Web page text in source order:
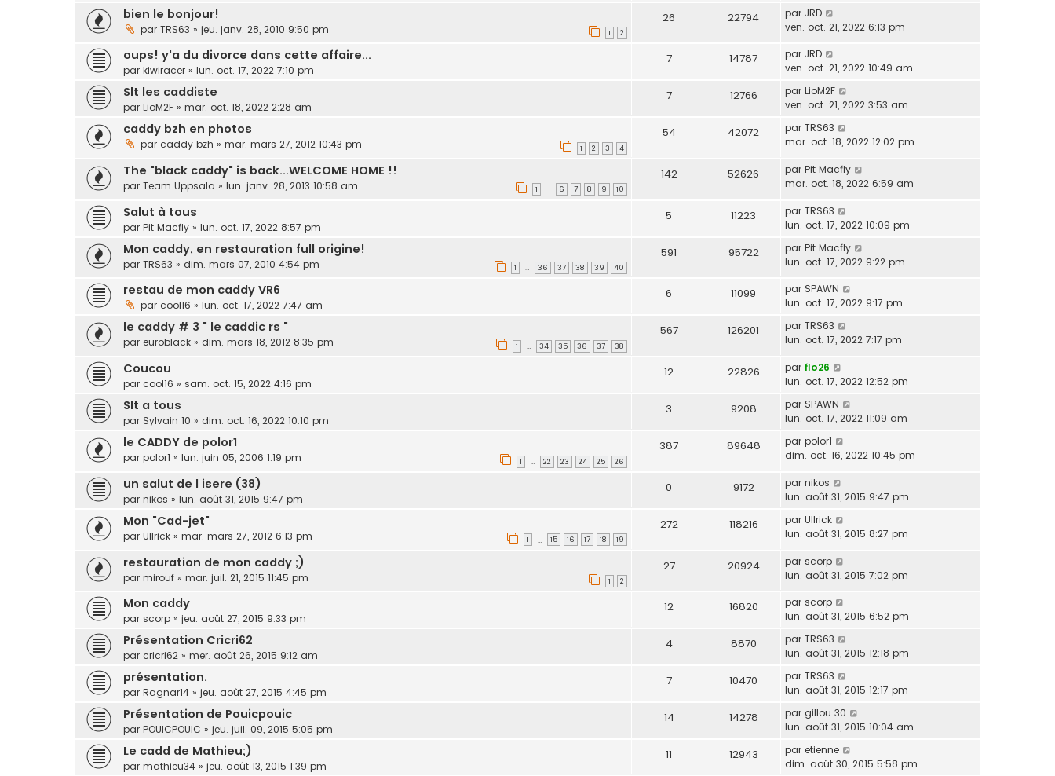
bien le bonjour!
par TRS63 » jeu. janv. 28, 2010 9:50 pm 1 2
26 22794 par JRD
ven. oct. 21, 2022 6:13 pm
oups! y'a du divorce dans cette affaire...
par kiwiracer » lun. oct. 17, 2022 7:10 pm
7 14787 par JRD
ven. oct. 21, 2022 10:49 am
Slt les caddiste
par LioM2F » mar. oct. 18, 2022 2:28 am
7 12766 par LioM2F
ven. oct. 21, 2022 3:53 am
caddy bzh en photos
par caddy bzh » mar. mars 27, 2012 10:43 pm 1 2 3 4
54 42072 par TRS63
mar. oct. 18, 2022 12:02 pm
The "black caddy" is back...WELCOME HOME !!
par Team Uppsala » lun. janv. 28, 2013 10:58 am 1 … 6 7 8 9 10
142 52626 par Pit Macfly
mar. oct. 18, 2022 6:59 am
Salut à tous
par Pit Macfly » lun. oct. 17, 2022 8:57 pm
5 11223 par TRS63
lun. oct. 17, 2022 10:09 pm
Mon caddy, en restauration full origine!
par TRS63 » dim. mars 07, 2010 4:54 pm 1 … 36 37 38 39 40
591 95722 par Pit Macfly
lun. oct. 17, 2022 9:22 pm
restau de mon caddy VR6
par cool16 » lun. oct. 17, 2022 7:47 am
6 11099 par SPAWN
lun. oct. 17, 2022 9:17 pm
le caddy # 3 " le caddic rs "
par euroblack » dim. mars 18, 2012 8:35 pm 1 … 34 35 36 37 38
567 126201 par TRS63
lun. oct. 17, 2022 7:17 pm
Coucou
par cool16 » sam. oct. 15, 2022 4:16 pm
12 22826 par flo26
lun. oct. 17, 2022 12:52 pm
Slt a tous
par Sylvain 10 » dim. oct. 16, 2022 10:10 pm
3 9208 par SPAWN
lun. oct. 17, 2022 11:09 am
le CADDY de polor1
par polor1 » lun. juin 05, 2006 1:19 pm 1 … 22 23 24 25 26
387 89648 par polor1
dim. oct. 16, 2022 10:45 pm
un salut de l isere (38)
par nikos » lun. août 31, 2015 9:47 pm
0 9172 par nikos
lun. août 31, 2015 9:47 pm
Mon "Cad-jet"
par Ullrick » mar. mars 27, 2012 6:13 pm 1 … 15 16 17 18 19
272 118216 par Ullrick
lun. août 31, 2015 8:27 pm
restauration de mon caddy ;)
par mirouf » mar. juil. 21, 2015 11:45 pm 1 2
27 20924 par scorp
lun. août 31, 2015 7:02 pm
Mon caddy
par scorp » jeu. août 27, 2015 9:33 pm
12 16820 par scorp
lun. août 31, 2015 6:52 pm
Présentation Cricri62
par cricri62 » mer. août 26, 2015 9:12 am
4 8870 par TRS63
lun. août 31, 2015 12:18 pm
présentation.
par Ragnar14 » jeu. août 27, 2015 4:45 pm
7 10470 par TRS63
lun. août 31, 2015 12:17 pm
Présentation de Pouicpouic
par POUICPOUIC » jeu. juil. 09, 2015 5:05 pm
14 14278 par gillou 30
lun. août 31, 2015 10:04 am
Le cadd de Mathieu;)
par mathieu34 » jeu. août 13, 2015 1:39 pm
11 12943 par etienne
dim. août 30, 2015 5:58 pm